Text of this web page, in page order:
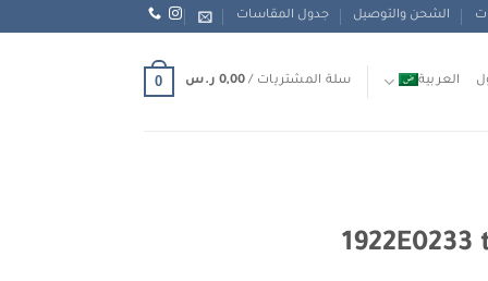
الشحن والتوصيل جدول المقاسات
العربية سلة المشتريات / 0,00 ر.س 0